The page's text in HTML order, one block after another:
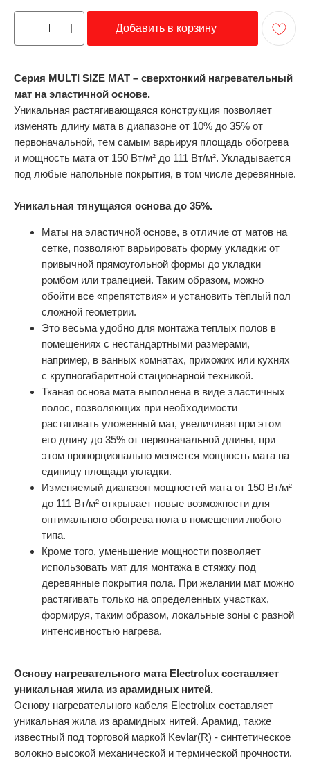
Добавить в корзину
Серия MULTI SIZE MAT – сверхтонкий нагревательный
мат на эластичной основе.
Уникальная растягивающаяся конструкция позволяет
изменять длину мата в диапазоне от 10% до 35% от
первоначальной, тем самым варьируя площадь обогрева
и мощность мата от 150 Вт/м² до 111 Вт/м². Укладывается
под любые напольные покрытия, в том числе деревянные.
Уникальная тянущаяся основа до 35%.
Маты на эластичной основе, в отличие от матов на
сетке, позволяют варьировать форму укладки: от
привычной прямоугольной формы до укладки
ромбом или трапецией. Таким образом, можно
обойти все «препятствия» и установить тёплый пол
сложной геометрии.
Это весьма удобно для монтажа теплых полов в
помещениях с нестандартными размерами,
например, в ванных комнатах, прихожих или кухнях
с крупногабаритной стационарной техникой.
Тканая основа мата выполнена в виде эластичных
полос, позволяющих при необходимости
растягивать уложенный мат, увеличивая при этом
его длину до 35% от первоначальной длины, при
этом пропорционально меняется мощность мата на
единицу площади укладки.
Изменяемый диапазон мощностей мата от 150 Вт/м²
до 111 Вт/м² открывает новые возможности для
оптимального обогрева пола в помещении любого
типа.
Кроме того, уменьшение мощности позволяет
использовать мат для монтажа в стяжку под
деревянные покрытия пола. При желании мат можно
растягивать только на определенных участках,
формируя, таким образом, локальные зоны с разной
интенсивностью нагрева.
Основу нагревательного мата Electrolux составляет
уникальная жила из арамидных нитей.
Основу нагревательного кабеля Electrolux составляет
уникальная жила из арамидных нитей. Арамид, также
известный под торговой маркой Kevlar(R) - синтетическое
волокно высокой механической и термической прочности.